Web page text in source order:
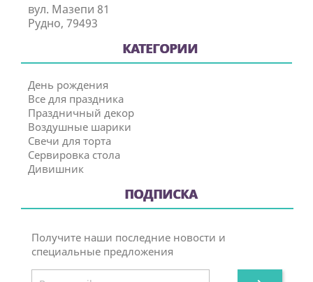
вул. Мазепи 81
Рудно, 79493
КАТЕГОРИИ
День рождения
Все для праздника
Праздничный декор
Воздушные шарики
Свечи для торта
Сервировка стола
Дивишник
ПОДПИСКА
Получите наши последние новости и
специальные предложения